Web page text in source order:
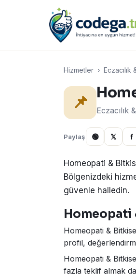
Hizmetler › Eczacılık
📌 Eczacılık
Paylaş 🟢 𝕏 f
Homeopati &
Bölgenizdeki
güvenle halledin.
Homeopati
Homeopati &
profil,
Homeopati &
fazla teklif almak